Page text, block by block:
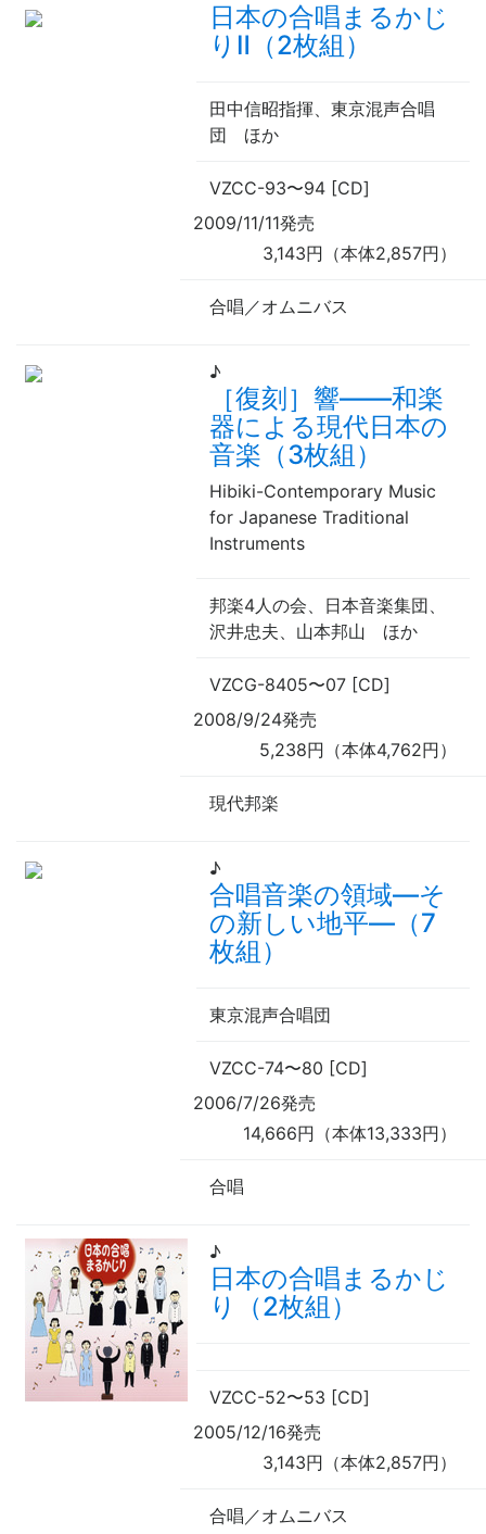
日本の合唱まるかじ
りⅡ（2枚組）
田中信昭指揮、東京混声合唱
団 ほか
VZCC-93〜94 [CD]
2009/11/11発売
3,143円（本体2,857円）
合唱／オムニバス
♪
［復刻］響——和楽
器による現代日本の
音楽（3枚組）
Hibiki-Contemporary Music
for Japanese Traditional
Instruments
邦楽4人の会、日本音楽集団、
沢井忠夫、山本邦山 ほか
VZCG-8405〜07 [CD]
2008/9/24発売
5,238円（本体4,762円）
現代邦楽
♪
合唱音楽の領域—そ
の新しい地平—（7
枚組）
東京混声合唱団
VZCC-74〜80 [CD]
2006/7/26発売
14,666円（本体13,333円）
合唱
♪
日本の合唱まるかじ
り（2枚組）
VZCC-52〜53 [CD]
2005/12/16発売
3,143円（本体2,857円）
合唱／オムニバス